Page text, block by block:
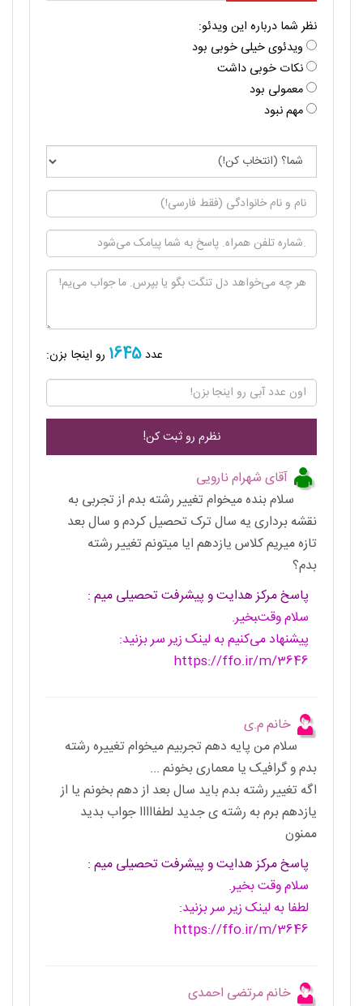
نظر شما درباره این ویدئو:
ویدئوی خیلی خوبی بود
نکات خوبی داشت
معمولی بود
مهم نبود
عدد1645 رو اینجا بزن:
آقای شهرام نارویی
سلام بنده میخوام تغییر رشته بدم از تجربی به
نقشه برداری یه سال ترک تحصیل کردم و سال بعد
تازه میریم کلاس یازدهم ایا میتونم تغییر رشته
بدم؟
پاسخ مرکز هدایت و پیشرفت تحصیلی میم :
سلام وقت‌‍بخیر.
پیشنهاد می‌کنیم به لینک زیر سر بزنید:
https://ffo.ir/m/3646
خانم م.ی
سلام من پایه دهم تجربیم میخوام تغییره رشته
بدم و گرافیک یا معماری بخونم ...
اگه تغییر رشته بدم باید سال بعد از دهم بخونم یا از
یازدهم برم به رشته ی جدید لطفااااا جواب بدید
ممنون
پاسخ مرکز هدایت و پیشرفت تحصیلی میم :
سلام وقت بخیر.
لطفا به لینک زیر سر بزنید:
https://ffo.ir/m/3646
خانم مرتضی احمدی